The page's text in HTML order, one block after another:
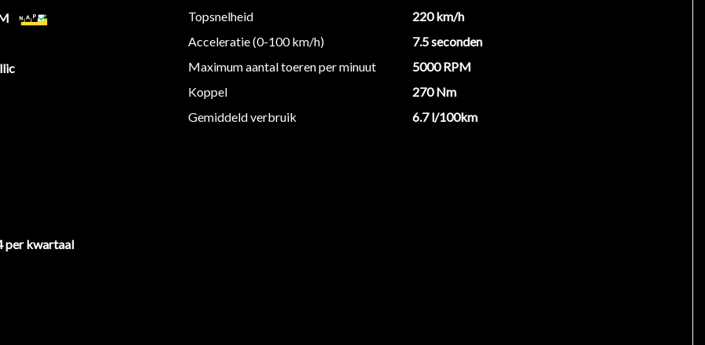
per kwartaal
Topsnelheid
220 km/h
Acceleratie (0-100 km/h)
7.5 seconden
Maximum aantal toeren per minuut
5000 RPM
Koppel
270 Nm
Gemiddeld verbruik
6.7 l/100km